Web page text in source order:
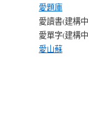
愛題庫
愛讀書(建構
愛單字(建構
愛山蘇